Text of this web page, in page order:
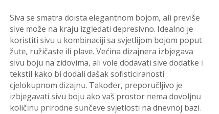
Siva se smatra doista elegantnom bojom, ali previše
sive može na kraju izgledati depresivno. Idealno je
koristiti sivu u kombinaciji sa svjetlijom bojom poput
žute, ružičaste ili plave. Većina dizajnera izbjegava
sivu boju na zidovima, ali vole dodavati sive dodatke i
tekstil kako bi dodali dašak sofisticiranosti
cjelokupnom dizajnu. Također, preporučljivo je
izbjegavati sivu boju ako vaš prostor nema dovoljnu
količinu prirodne sunčeve svjetlosti na dnevnoj bazi.